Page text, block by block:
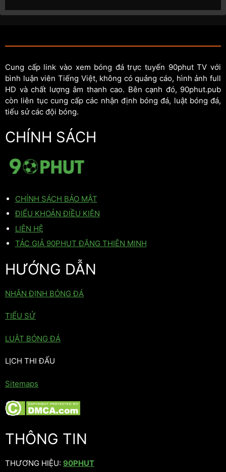
Cung cấp link vào xem bóng đá trực tuyến 90phut TV với
bình luận viên Tiếng Việt, không có quảng cáo, hình ảnh full
HD và chất lượng âm thanh cao. Bên cạnh đó, 90phut.pub
còn liên tục cung cấp các nhận định bóng đá, luật bóng đá,
tiểu sử các đội bóng.
CHÍNH SÁCH
CHÍNH SÁCH BẢO MẬT
ĐIỂU KHOẢN ĐIỀU KIỆN
LIÊN HỆ
TÁC GIẢ 90PHUT ĐẶNG THIÊN MINH
HƯỚNG DẪN
NHẬN ĐỊNH BÓNG ĐÁ
TIỂU SỬ
LUẬT BÓNG ĐÁ
LỊCH THI ĐẤU
Sitemaps
THÔNG TIN
THƯƠNG HIỆU: 90PHUT